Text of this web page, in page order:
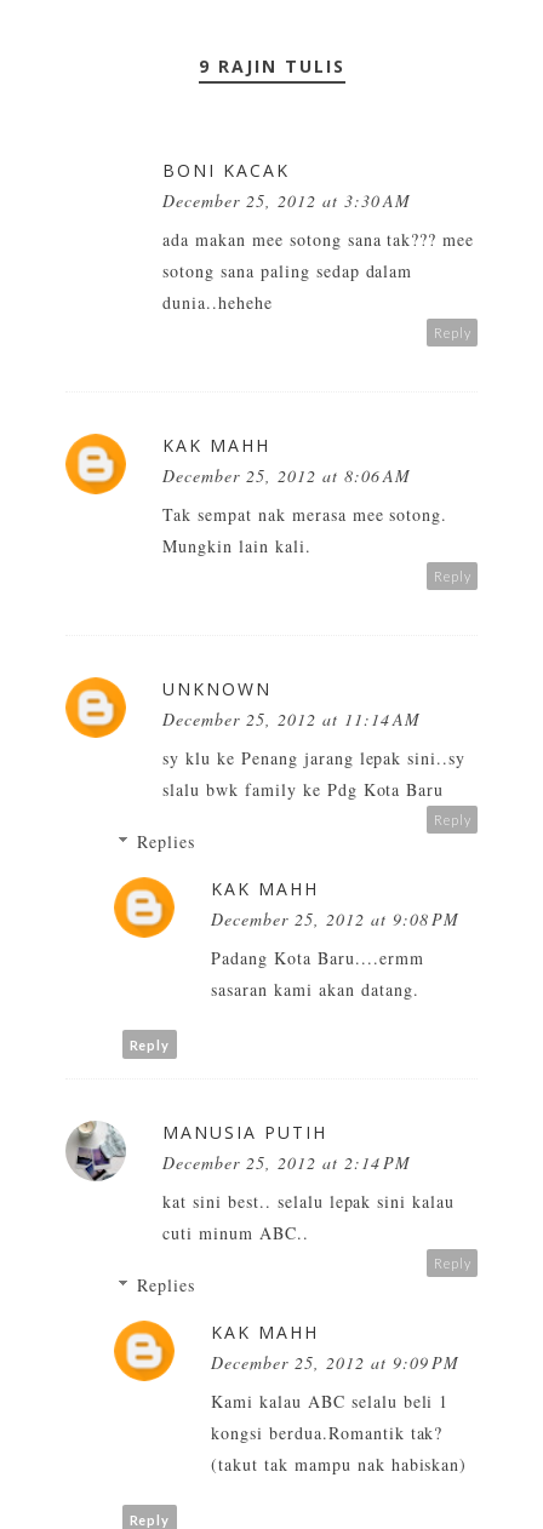
9 RAJIN TULIS
BONI KACAK
December 25, 2012 at 3:30 AM
ada makan mee sotong sana tak??? mee
sotong sana paling sedap dalam
dunia..hehehe
Reply
KAK MAHH
December 25, 2012 at 8:06 AM
Tak sempat nak merasa mee sotong.
Mungkin lain kali.
Reply
UNKNOWN
December 25, 2012 at 11:14 AM
sy klu ke Penang jarang lepak sini..sy
slalu bwk family ke Pdg Kota Baru
Reply
Replies
KAK MAHH
December 25, 2012 at 9:08 PM
Padang Kota Baru....ermm
sasaran kami akan datang.
Reply
MANUSIA PUTIH
December 25, 2012 at 2:14 PM
kat sini best.. selalu lepak sini kalau
cuti minum ABC..
Reply
Replies
KAK MAHH
December 25, 2012 at 9:09 PM
Kami kalau ABC selalu beli 1
kongsi berdua.Romantik tak?
(takut tak mampu nak habiskan)
Reply